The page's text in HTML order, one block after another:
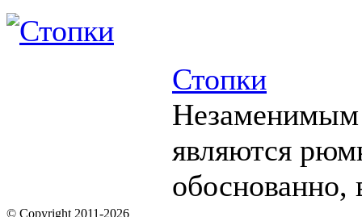
Стопки
Незаменимым
являются
обоснованно,
© Copyright 2011-2026